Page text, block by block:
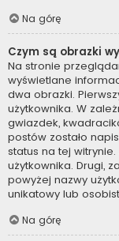
Na górę
Czym są obrazki
Na stronie
wyświetlane
dwa obrazki.
użytkownika. W
gwiazdek,
postów zostało
status na tej
użytkownika. Drugi,
powyżej nazwy
unikatowy lub
Na górę